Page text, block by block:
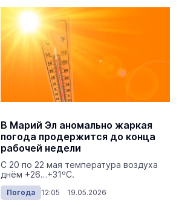
В Марий Эл аномально жаркая
погода продержится до конца
рабочей недели
С 20 по 22 мая температура воздуха
днём +26…+31ºС.
Погода 12:05 19.05.2026